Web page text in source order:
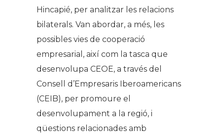
Hincapié, per analitzar les relacions
bilaterals. Van abordar, a més, les
possibles vies de cooperació
empresarial, així com la tasca que
desenvolupa CEOE, a través del
Consell d’Empresaris Iberoamericans
(CEIB), per promoure el
desenvolupament a la regió, i
qüestions relacionades amb